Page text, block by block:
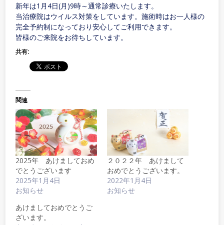
新年は1月4日(月)9時～通常診療いたします。
当治療院はウイルス対策をしています。施術時はお一人様の
完全予約制になっており安心してご利用できます。
皆様のご来院をお待ちしています。
共有:
関連
2025年 あけましておめ
でとうございます
2025年1月4日
お知らせ
２０２２年 あけまして
おめでとうございます。
2022年1月4日
お知らせ
あけましておめでとうご
ざいます。